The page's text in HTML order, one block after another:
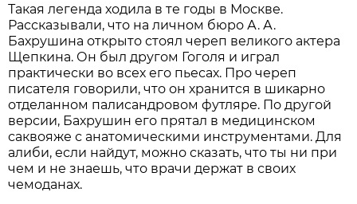
Такая легенда ходила в те годы в Москве.
Рассказывали, что на личном бюро А. А.
Бахрушина открыто стоял череп великого актера
Щепкина. Он был другом Гоголя и играл
практически во всех его пьесах. Про череп
писателя говорили, что он хранится в шикарно
отделанном палисандровом футляре. По другой
версии, Бахрушин его прятал в медицинском
саквояже с анатомическими инструментами. Для
алиби, если найдут, можно сказать, что ты ни при
чем и не знаешь, что врачи держат в своих
чемоданах.